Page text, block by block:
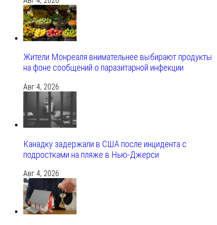
Жители Монреаля внимательнее выбирают продукты
на фоне сообщений о паразитарной инфекции
Авг 4, 2026
Канадку задержали в США после инцидента с
подростками на пляже в Нью-Джерси
Авг 4, 2026